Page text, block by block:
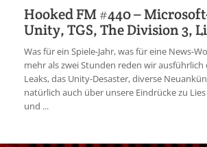
Impressum
Jobs
Discord
Hooked FM #440 –
Unity, TGS, The Division 3,
Was für ein Spiele-Jahr, was für eine News-
mehr als zwei Stunden reden wir
Leaks, das Unity-Desaster, diverse
natürlich auch über unsere Eindrücke zu Lies
und ...